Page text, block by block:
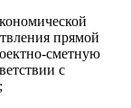
прямой
сметную
с